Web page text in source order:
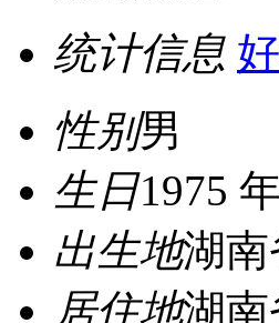
统计信息
性别男
生日1975
出生地湖
居住地湖